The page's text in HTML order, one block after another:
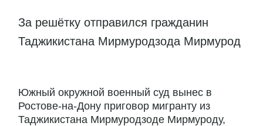
За решётку отправился гражданин
Таджикистана Мирмуродзода Мирмурод
Южный окружной военный суд вынес в
Ростове-на-Дону приговор мигранту из
Таджикистана Мирмуродзоде Мирмуроду,